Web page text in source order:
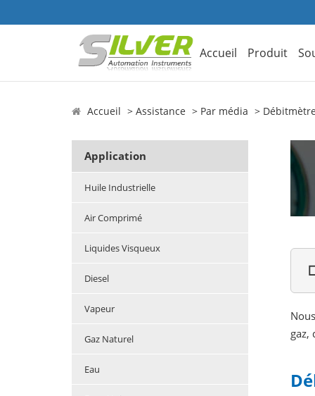
Accueil Produit
Accueil Assistance Par média
Application
Huile Industrielle
Air Comprimé
Liquides Visqueux
Diesel
Vapeur
Gaz Naturel
Eau
gaz,